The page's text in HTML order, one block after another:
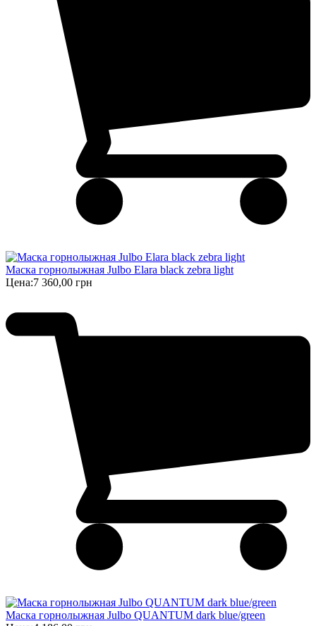
Маска горнолыжная Julbo Elara black zebra light
Цена:7 360,00 грн
Маска горнолыжная Julbo QUANTUM dark blue/green